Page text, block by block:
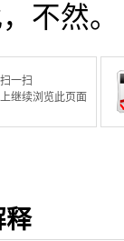
不然。
一扫
继续浏览此页面
释